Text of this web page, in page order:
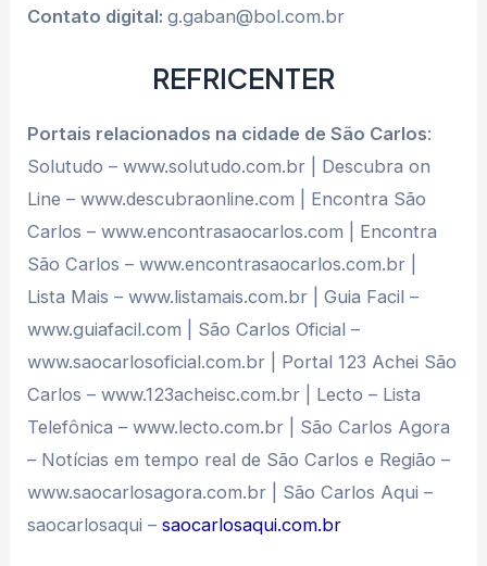
Contato digital:g.gaban@bol.com.br
REFRICENTER
Portais relacionados na cidade de São Carlos:
Solutudo – www.solutudo.com.br | Descubra on
Line – www.descubraonline.com | Encontra São
Carlos – www.encontrasaocarlos.com | Encontra
São Carlos – www.encontrasaocarlos.com.br |
Lista Mais – www.listamais.com.br | Guia Facil –
www.guiafacil.com | São Carlos Oficial –
www.saocarlosoficial.com.br | Portal 123 Achei São
Carlos – www.123acheisc.com.br | Lecto – Lista
Telefônica – www.lecto.com.br | São Carlos Agora
– Notícias em tempo real de São Carlos e Região –
www.saocarlosagora.com.br | São Carlos Aqui –
saocarlosaqui –saocarlosaqui.com.br